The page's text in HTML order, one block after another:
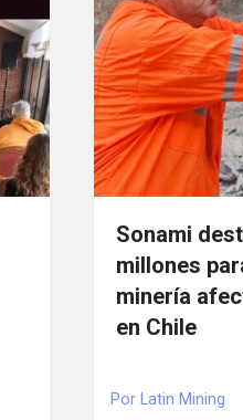
Sonami
millones
minería
en Chile
Por Latin Mining